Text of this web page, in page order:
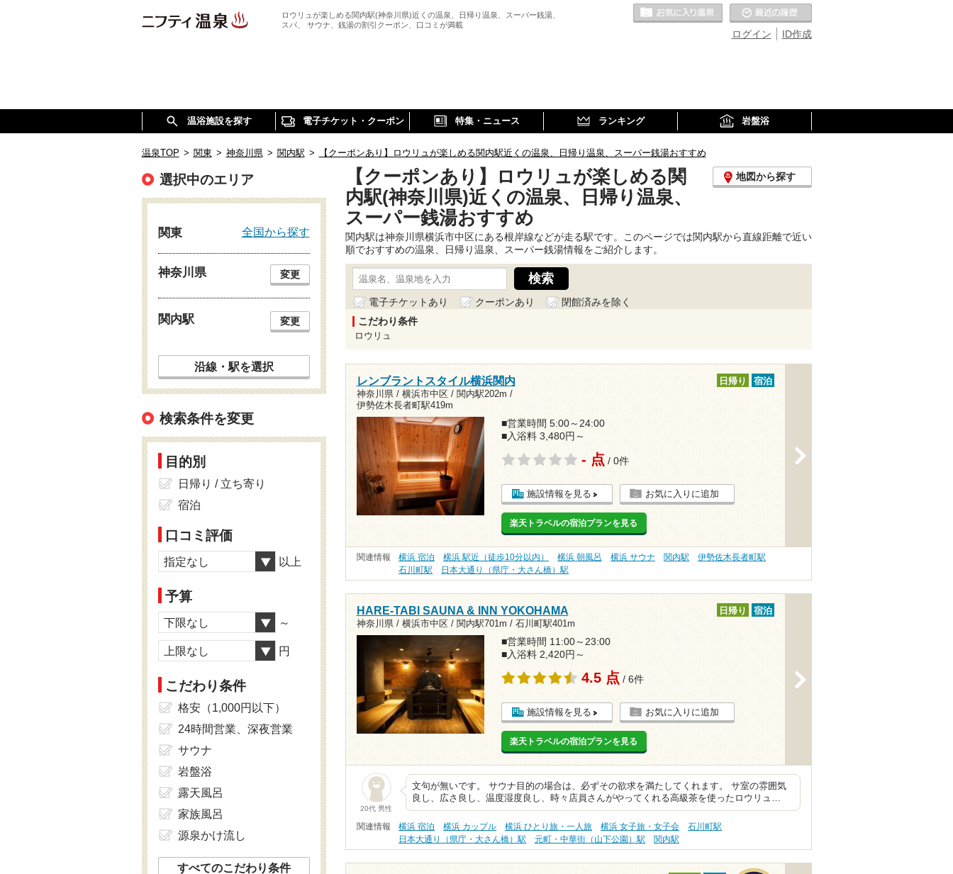
ロウリュが楽しめる関内駅(神奈川県)近くの温泉、日帰り温泉、スーパー銭湯、
スパ、 サウナ、銭湯の割引クーポン、口コミが満載
ID作成
ログイン
お気に入りの温泉
温浴施設を探す 電子チケット・クーポン 特集・ニュース ランキング 岩盤浴
温泉TOP > 関東 > 神奈川県 > 関内駅 > 【クーポンあり】ロウリュが楽しめる関内駅近くの温泉、日帰り温泉、スーパー銭湯おすすめ
【クーポンあり】ロウリュが楽しめる関
内駅(神奈川県)近くの温泉、日帰り温泉、
スーパー銭湯おすすめ
地図から探す
関内駅は神奈川県横浜市中区にある根岸線などが走る駅です。このページでは関内駅から直線距離で近い
順でおすすめの温泉、日帰り温泉、スーパー銭湯情報をご紹介します。
電子チケットあり クーポンあり
閉館済みを除く
こだわり条件
ロウリュ
レンブラントスタイル横浜関内
神奈川県 / 横浜市中区 / 関内駅202m /
伊勢佐木長者町駅419m
日帰り 宿泊
■営業時間 5:00～24:00
■入浴料 3,480円～
- 点 / 0件
施設情報を見る お気に入りに追加
楽天トラベルの宿泊プランを見る
関連情報 横浜 宿泊 横浜 駅近（徒歩10分以内） 横浜 朝風呂 横浜 サウナ 関内駅
伊勢佐木長者町駅
石川町駅
日本大通り（県庁・大さん橋）駅
HARE-TABI SAUNA & INN YOKOHAMA
神奈川県 / 横浜市中区 / 関内駅701m / 石川町駅401m
日帰り 宿泊
■営業時間 11:00～23:00
■入浴料 2,420円～
4.5 点 / 6件
施設情報を見る お気に入りに追加
楽天トラベルの宿泊プランを見る
20代 男性
文句が無いです。 サウナ目的の場合は、必ずその欲求を満たしてくれます。 サ室の雰囲気
良し、広さ良し、温度湿度良し、時々店員さんがやってくれる高級茶を使ったロウリュ…
関連情報 横浜 宿泊 横浜 カップル 横浜 ひとり旅・一人旅 横浜 女子旅・女子会
石川町駅
日本大通り（県庁・大さん橋）駅
元町・中華街（山下公園）駅 関内駅
選択中のエリア
関東 全国から探す
神奈川県 変更
関内駅 変更
沿線・駅を選択
検索条件を変更
目的別
日帰り / 立ち寄り
宿泊
口コミ評価
指定なし 以上
予算
下限なし ～
上限なし 円
こだわり条件
格安（1,000円以下）
24時間営業、深夜営業
サウナ
岩盤浴
露天風呂
家族風呂
源泉かけ流し
すべてのこだわり条件